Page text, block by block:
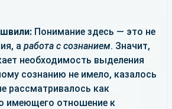
Понимание здесь — это не
а работа с сознанием. Значит,
необходимость выделения
сознанию не имело, казалось
рассматривалось как
имеющего отношение к